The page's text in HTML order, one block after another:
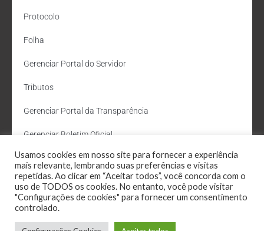
Protocolo
Folha
Gerenciar Portal do Servidor
Tributos
Gerenciar Portal da Transparência
Gerenciar Boletim Oficial
Departamento de Água e Esgoto
Administração Site
Webmail
Usamos cookies em nosso site para fornecer a experiência
mais relevante, lembrando suas preferências e visitas
repetidas. Ao clicar em “Aceitar todos”, você concorda com o
uso de TODOS os cookies. No entanto, você pode visitar
"Configurações de cookies" para fornecer um consentimento
controlado.